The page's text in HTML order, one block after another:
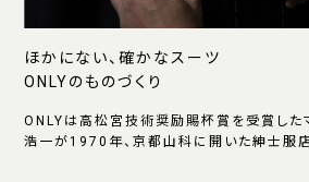
ほかにない、確かなスーツ
ONLYのものづくり
ONLYは高松宮技術奨励賜杯賞を受賞した
浩一が1970年、京都山科に開いた紳士服店